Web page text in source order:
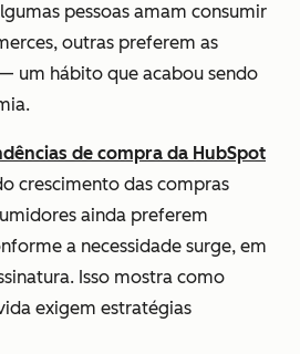
pessoas amam consumir
outras preferem as
um hábito que acabou sendo
de compra da HubSpot
crescimento das compras
ainda preferem
a necessidade surge, em
Isso mostra como
exigem estratégias